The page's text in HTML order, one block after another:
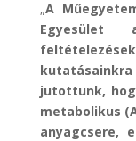
„A
Egyesület
jutottunk,
metabolikus
anyagcsere,